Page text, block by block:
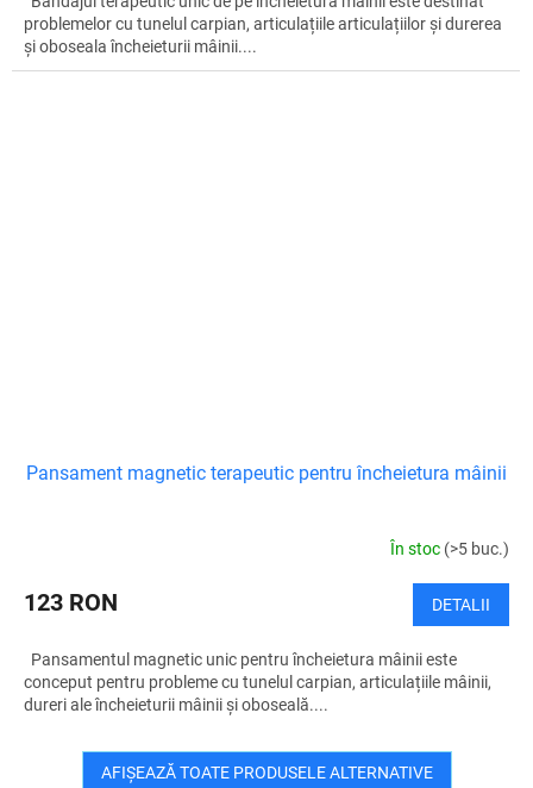
problemelor cu tunelul carpian, articulațiile articulațiilor și durerea
și oboseala încheieturii mâinii....
Pansament magnetic terapeutic pentru încheietura mâinii
În stoc (>5 buc.)
123 RON DETALII
Pansamentul magnetic unic pentru încheietura mâinii este
conceput pentru probleme cu tunelul carpian, articulațiile mâinii,
dureri ale încheieturii mâinii și oboseală....
AFIŞEAZĂ TOATE PRODUSELE ALTERNATIVE